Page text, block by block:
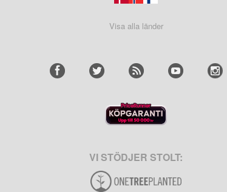
Visa alla länder
VI STÖDJER STOLT: